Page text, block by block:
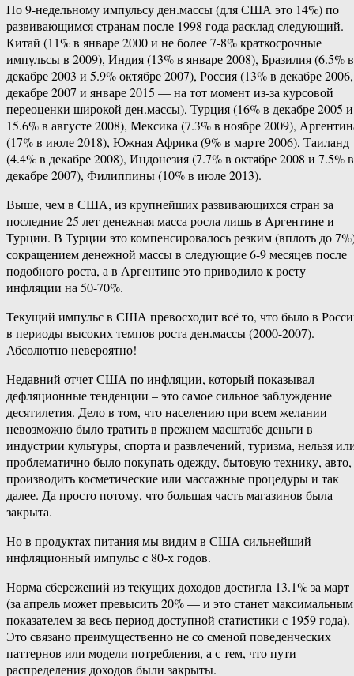
По 9-недельному импульсу ден.массы (для США это 14%) по
развивающимся странам после 1998 года расклад следующий.
Китай (11% в январе 2000 и не более 7-8% краткосрочные
импульсы в 2009), Индия (13% в январе 2008), Бразилия (6.5% в
декабре 2003 и 5.9% октябре 2007), Россия (13% в декабре 2006,
декабре 2007 и январе 2015 — на тот момент из-за курсовой
переоценки широкой ден.массы), Турция (16% в декабре 2005 и
15.6% в августе 2008), Мексика (7.3% в ноябре 2009),
(17% в июле 2018), Южная Африка (9% в марте 2006), Таиланд
(4.4% в декабре 2008), Индонезия (7.7% в октябре 2008 и 7.5% в
декабре 2007), Филиппины (10% в июле 2013).
Выше, чем в США, из крупнейших развивающихся стран за
последние 25 лет денежная масса росла лишь в Аргентине и
Турции. В Турции это компенсировалось резким (вплоть до
сокращением денежной массы в следующие 6-9 месяцев после
подобного роста, а в Аргентине это приводило к росту
инфляции на 50-70%.
Текущий импульс в США превосходит всё то, что было в
в периоды высоких темпов роста ден.массы (2000-2007).
Абсолютно невероятно!
Недавний отчет США по инфляции, который показывал
дефляционные тенденции – это самое сильное заблуждение
десятилетия. Дело в том, что населению при всем желании
невозможно было тратить в прежнем масштабе деньги в
индустрии культуры, спорта и развлечений, туризма, нельзя
проблематично было покупать одежду, бытовую технику, авто,
производить косметические или массажные процедуры и так
далее. Да просто потому, что большая часть магазинов была
закрыта.
Но в продуктах питания мы видим в США сильнейший
инфляционный импульс с 80-х годов.
Норма сбережений из текущих доходов достигла 13.1% за март
(за апрель может превысить 20% — и это станет максимальным
показателем за весь период доступной статистики с 1959 года).
Это связано преимущественно не со сменой поведенческих
паттернов или модели потребления, а с тем, что пути
распределения доходов были закрыты.